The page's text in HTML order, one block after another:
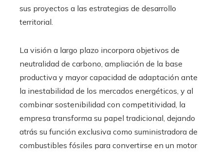
sus proyectos a las estrategias de desarrollo
territorial.
La visión a largo plazo incorpora objetivos de
neutralidad de carbono, ampliación de la base
productiva y mayor capacidad de adaptación ante
la inestabilidad de los mercados energéticos, y al
combinar sostenibilidad con competitividad, la
empresa transforma su papel tradicional, dejando
atrás su función exclusiva como suministradora de
combustibles fósiles para convertirse en un motor